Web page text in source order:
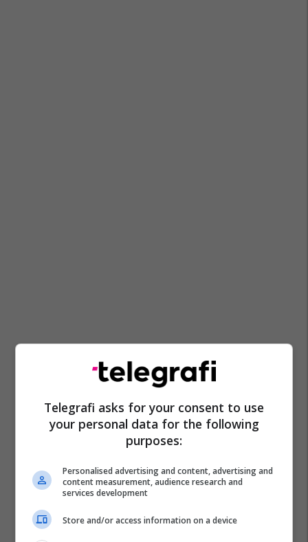
Telegrafi asks for your consent to use
your personal data for the following
purposes:
Personalised advertising and content, advertising and
content measurement, audience research and
services development
Store and/or access information on a device